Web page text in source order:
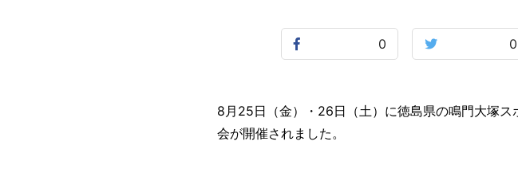
0 0
8月25日（金）・26日（土）に徳島県の鳴門大塚
会が開催されました。